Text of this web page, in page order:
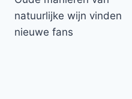
navigatie
natuurlijke wijn vinden
nieuwe fans